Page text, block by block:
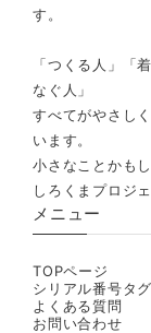
す。
「つくる人」「
なぐ人」
すべてがやさし
います。
小さなことかも
しろくまプロジ
メニュー
TOPページ
シリアル番号タ
よくある質問
お問い合わせ